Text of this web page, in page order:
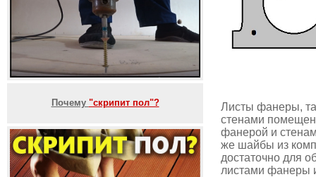
Почему "скрипит пол"?
Листы фанеры,
стенами
фанерой и
же шайбы из
достаточно для
листами фанеры